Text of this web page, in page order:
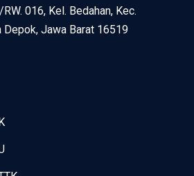
RW. 016, Kel. Bedahan, Kec.
Depok, Jawa Barat 16519